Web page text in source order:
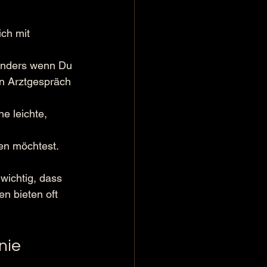
mit
wenn Du
Arztgespräch
leichte,
möchtest.
dass
bieten oft